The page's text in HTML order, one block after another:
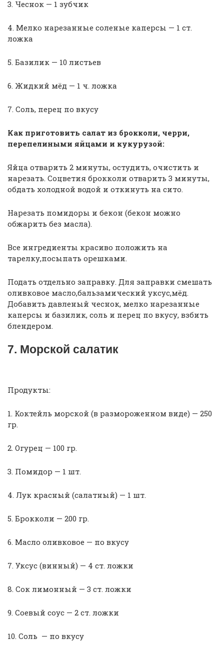
3. Чеснок — 1 зубчик
4. Мелко нарезанные соленые каперсы — 1 ст.
ложка
5. Базилик — 10 листьев
6. Жидкий мёд — 1 ч. ложка
7. Соль, перец по вкусу
Как приготовить салат из брокколи, черри,
перепелиными яйцами и кукурузой:
Яйца отварить 2 минуты, остудить, очистить и
нарезать. Соцветия брокколи отварить 3 минуты,
обдать холодной водой и откинуть на сито.
Нарезать помидоры и бекон (бекон можно
обжарить без масла).
Все ингредиенты красиво положить на
тарелку,посыпать орешками.
Подать отдельно заправку. Для заправки смешать
оливковое масло,бальзамический уксус,мёд.
Добавить давленый чеснок, мелко нарезанные
каперсы и базилик, соль и перец по вкусу, взбить
блендером.
7. Морской салатик
Продукты:
1. Коктейль морской (в размороженном виде) — 250
гр.
2. Огурец — 100 гр.
3. Помидор — 1 шт.
4. Лук красный (салатный) — 1 шт.
5. Брокколи — 200 гр.
6. Масло оливковое — по вкусу
7. Уксус (винный) — 4 ст. ложки
8. Сок лимонный — 3 ст. ложки
9. Соевый соус — 2 ст. ложки
10. Соль — по вкусу